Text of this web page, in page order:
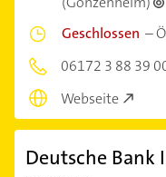
Geschlossen –
06172 3 88 39
Webseite
Deutsche Bank